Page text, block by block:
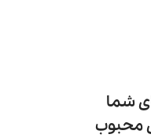
شما
محبوب